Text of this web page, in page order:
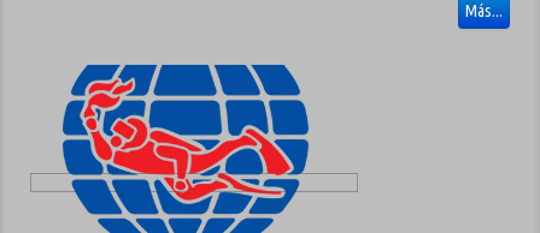
Más...